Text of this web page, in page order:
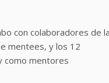
con colaboradores de
mentees, y los 12
como mentores